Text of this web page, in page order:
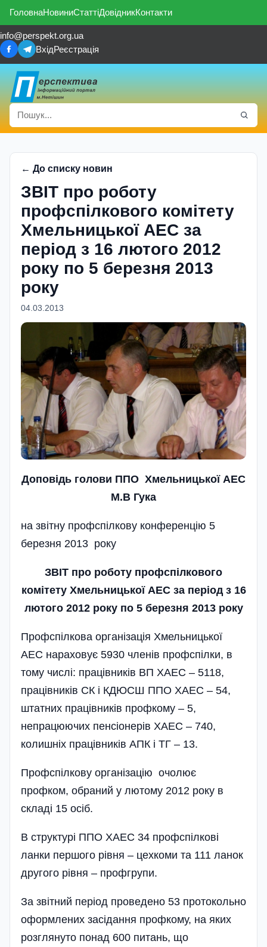
ГоловнаНовиниСтаттіДовідникКонтакти
info@perspekt.org.ua
ВхідРеєстрація
← До списку новин
ЗВІТ про роботу
профспілкового комітету
Хмельницької АЕС за
період з 16 лютого 2012
року по 5 березня 2013
року
04.03.2013
Доповідь голови ППО Хмельницької АЕС
М.В Гука
на звітну профспілкову конференцію 5
березня 2013 року
ЗВІТ про роботу профспілкового
комітету Хмельницької АЕС за період з 16
лютого 2012 року по 5 березня 2013 року
Профспілкова організація Хмельницької
АЕС нараховує 5930 членів профспілки, в
тому числі: працівників ВП ХАЕС – 5118,
працівників СК і КДЮСШ ППО ХАЕС – 54,
штатних працівників профкому – 5,
непрацюючих пенсіонерів ХАЕС – 740,
колишніх працівників АПК і ТГ – 13.
Профспілкову організацію очолює
профком, обраний у лютому 2012 року в
складі 15 осіб.
В структурі ППО ХАЕС 34 профспілкові
ланки першого рівня – цехкоми та 111 ланок
другого рівня – профгрупи.
За звітний період проведено 53 протокольно
оформлених засідання профкому, на яких
розглянуто понад 600 питань, що